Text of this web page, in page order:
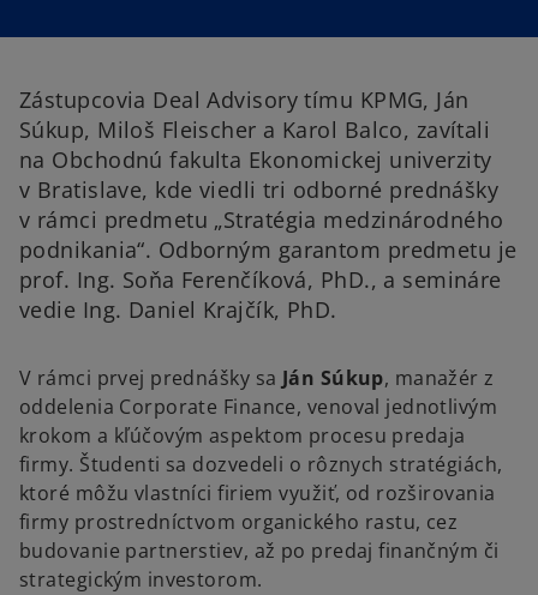
w
t
a
b
w
t
b
Zástupcovia Deal Advisory tímu KPMG, Ján
Súkup, Miloš Fleischer a Karol Balco, zavítali
na Obchodnú fakulta Ekonomickej univerzity
v Bratislave, kde viedli tri odborné prednášky
v rámci predmetu „Stratégia medzinárodného
podnikania“. Odborným garantom predmetu je
prof. Ing. Soňa Ferenčíková, PhD., a semináre
vedie Ing. Daniel Krajčík, PhD.
V rámci prvej prednášky sa Ján Súkup, manažér z
oddelenia Corporate Finance, venoval jednotlivým
krokom a kľúčovým aspektom procesu predaja
firmy. Študenti sa dozvedeli o rôznych stratégiách,
ktoré môžu vlastníci firiem využiť, od rozširovania
firmy prostredníctvom organického rastu, cez
budovanie partnerstiev, až po predaj finančným či
strategickým investorom.